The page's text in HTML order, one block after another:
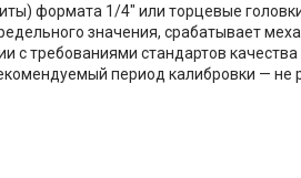
формата 1/4" или торцевые
значения, срабатывает
с требованиями стандартов
период калибровки — не